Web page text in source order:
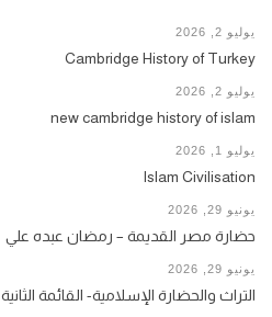
يوليو 2, 2026
Cambridge History of Turkey
يوليو 2, 2026
new cambridge history of islam
يوليو 1, 2026
Islam Civilisation
يونيو 29, 2026
حضارة مصر القديمة – رمضان عبده علي
يونيو 29, 2026
التراث والحضارة الإسلامية- القائمة الثانية